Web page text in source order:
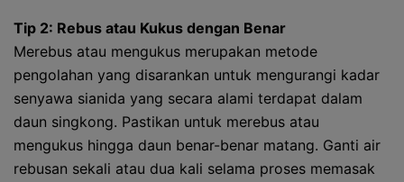
Tip 2: Rebus atau Kukus dengan Benar
Merebus atau mengukus merupakan metode
pengolahan yang disarankan untuk mengurangi kadar
senyawa sianida yang secara alami terdapat dalam
daun singkong. Pastikan untuk merebus atau
mengukus hingga daun benar-benar matang. Ganti air
rebusan sekali atau dua kali selama proses memasak